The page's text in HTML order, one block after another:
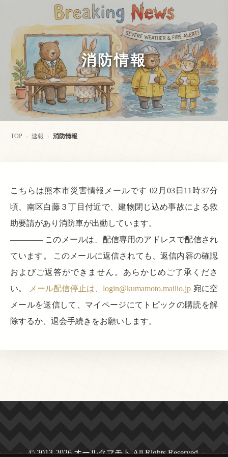
消防情報
TOP > 速報 > 消防情報
こちらは熊本市災害情報メールです 02月03日11時37分
頃、南区白藤３丁目付近で、建物閉じ込め事故による救
助要請があり消防車が出動しています。
———— このメールは、配信専用のアドレスで配信され
ています。 このメールに返信されても、返信内容の確認
およびご返答ができません。あらかじめご了承くださ
い。
メール配信停止は、login@kumamoto.mailio.jp 宛に空
メールを送信して、マイページにてトピックの購読を解
除するか、退会手続きをお願いします。
© 2013-2026 オールクマモト All Rights Reserved.